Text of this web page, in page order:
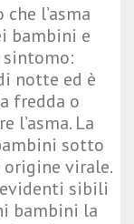
l’asma
bambini e
sintomo:
notte ed è
fredda o
l’asma. La
sotto
virale.
sibili
bambini la